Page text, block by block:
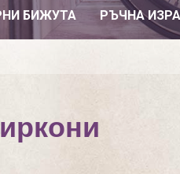
БИЖУТА РЪЧНА